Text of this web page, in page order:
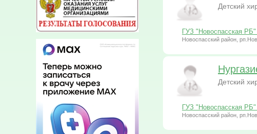
Детский
ГУЗ "Новоспасская
Новоспасский район,
Детский
ГУЗ "Новоспасская
Новоспасский район,